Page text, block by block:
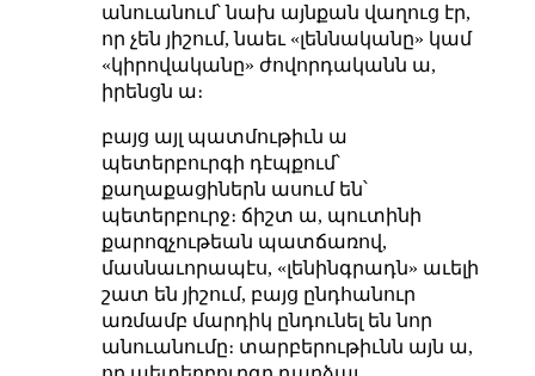
անուանում՝ նախ այնքան վաղուց էր,
որ չեն յիշում, նաեւ «լեննականը» կամ
«կիրովականը» ժովորդականն ա,
իրենցն ա։
բայց այլ պատմութիւն ա
պետերբուրգի դէպքում՝
քաղաքացիներն ասում են՝
պետերբուրջ։ ճիշտ ա, պուտինի
քարոզչութեան պատճառով,
մասնաւորապէս, «լենինգրադն» աւելի
շատ են յիշում, բայց ընդհանուր
առմամբ մարդիկ ընդունել են նոր
անուանումը։ տարբերութիւնն այն ա,